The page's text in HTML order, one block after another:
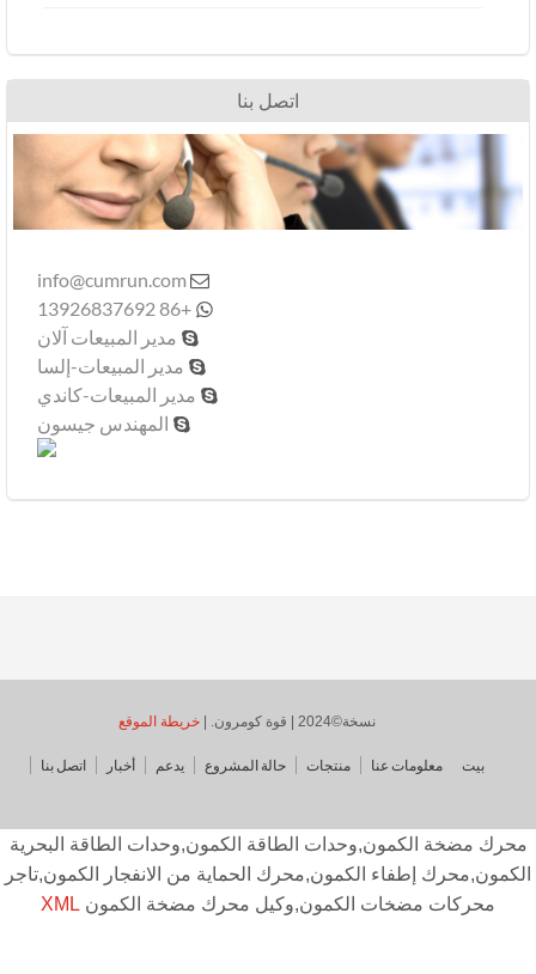
اتصل بنا

info@cumrun.com
+86 13926837692
مدير المبيعات آلان
مدير المبيعات-إلسا
مدير المبيعات-كاندي
المهندس جيسون
نسخة©2024 | قوة كومرون. | خريطة الموقع
بيت معلومات عنا منتجات حالة المشروع يدعم أخبار اتصل بنا
مضخة الكمون,وحدات الطاقة الكمون,وحدات الطاقة البحرية
إطفاء الكمون,محرك الحماية من الانفجار الكمون,تاجر
محركات مضخات الكمون,وكيل محرك مضخة الكمونXML